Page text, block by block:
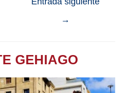
→
GEHIAGO